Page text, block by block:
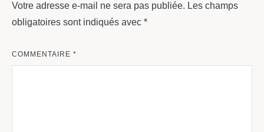
Votre adresse e-mail ne sera pas publiée. Les champs
obligatoires sont indiqués avec *
COMMENTAIRE *